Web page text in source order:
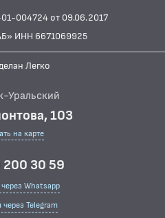
004724 от 09.06.2017
ИНН 6671069925
Легко
Уральский
103
на карте
30 59
Whatsapp
через Telegram